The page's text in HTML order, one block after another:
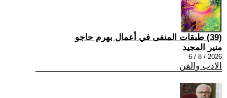
(39) طبقات المنفى في أعمال بهرم حاجو
منير المجيد
2026 / 8 / 6
الادب والفن